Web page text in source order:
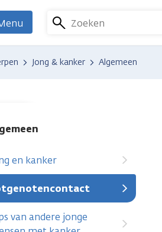
Zoeken
Jong & kanker Algemeen
en kanker
van andere jonge
zorg